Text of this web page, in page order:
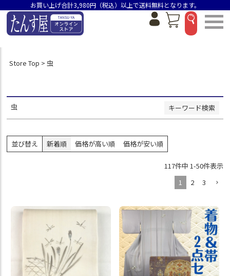
お買い上げ合計3,980円（税込）以上で送料無料となります。
Store Top 虫
虫 キーワード検索
並び順
新着順
価格が安い順
おすすめ順
並び替え 新着順 価格が高い順 価格が安い順
117件中 1-50件表示
1
2 3